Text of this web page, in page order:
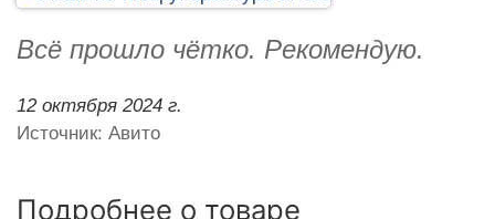
Всё прошло чётко. Рекомендую.
12 октября 2024 г.
Источник: Авито
Подробнее о товаре